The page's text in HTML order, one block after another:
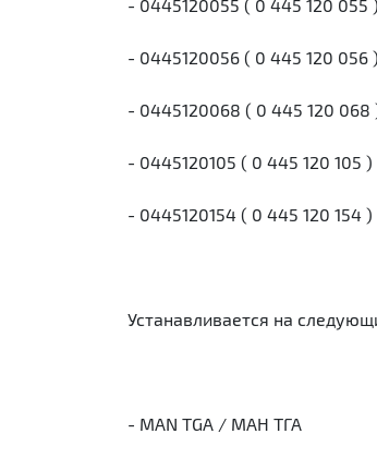
- 0445120055 ( 0 445 120 055 )
- 0445120056 ( 0 445 120 056 )
- 0445120068 ( 0 445 120 068
- 0445120105 ( 0 445 120 105 )
- 0445120154 ( 0 445 120 154 )
Устанавливается на
- MAN TGA / МАН ТГА